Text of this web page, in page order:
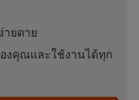
ยดาย
คุณและใช้งานได้ทุก